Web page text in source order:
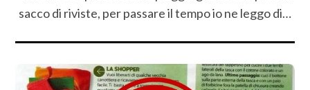
sacco di riviste, per passare il tempo io ne leggo di…